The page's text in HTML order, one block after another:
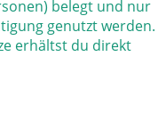
belegt und nur
genutzt werden.
erhältst du direkt